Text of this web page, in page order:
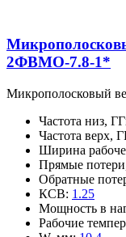
2ФВМO-7.8-1*
Микрополосковый
Частота низ,
Частота верх,
Ширина
Прямые
Обратные
КСВ: 1.25
Мощность в
Рабочие